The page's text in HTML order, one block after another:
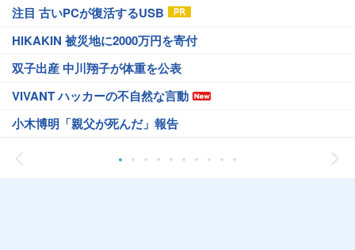
注目 古いPCが復活するUSB
HIKAKIN 被災地に2000万円を寄付
双子出産 中川翔子が体重を公表
VIVANT ハッカーの不自然な言動
小木博明「親父が死んだ」報告